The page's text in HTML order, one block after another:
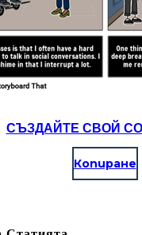
СЪЗДАЙТЕ СВОЙ
Копиране